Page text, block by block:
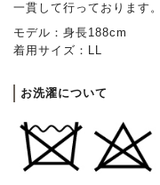
一貫して行っております。
モデル：身長188cm
着用サイズ：LL
お洗濯について